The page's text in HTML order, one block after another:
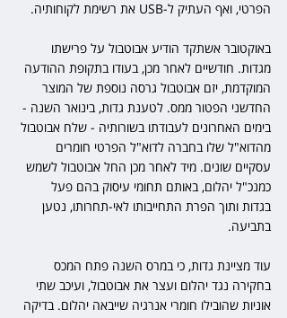
הפרטי, ואף העתיק ל-USB את רשימת לקוחותיה.
באוקטובר אשתקד הודיע אבוטבול על פרישתו
מגדות. חודשיים לאחר מכן, בעודו בתקופת ההודעה
המוקדמת, יזם אבוטבול גרסה נוספת של המוצר
החדשני הפטור ממס. לטענת גדות, בינואר השנה -
בימים האחרונים לעבודתו בשורותיה - שלח אבוטבול
מהדוא"ל שלו בחברה לדוא"ל הפרטי חומרים
עסקיים שונים. מיד לאחר מכן החל אבוטבול לשמש
כמנכ"ל יהלום, באותם תחומי עיסוק בהם פעל
בגדות ותוך הפרת התחייבותו לאי-תחרותו, נטען
בתביעה.
עוד מציינת גדות, כי במרס השנה פתח המכס
בחקירה נגד יהלום ועצר את אבוטבול, ועיכב שתי
אוניות שהובילו חומרי אנרגיה שייבאה יהלום. בדיקה